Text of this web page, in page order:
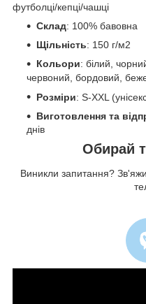
футболці/кепці/чашці
Склад: 100% бавовна
Щільність: 150 г/м2
Кольори: білий,
червоний, бордовий,
Розміри: S-XXL
Виготовлення та
днів
Обирай
Виникли запитання?